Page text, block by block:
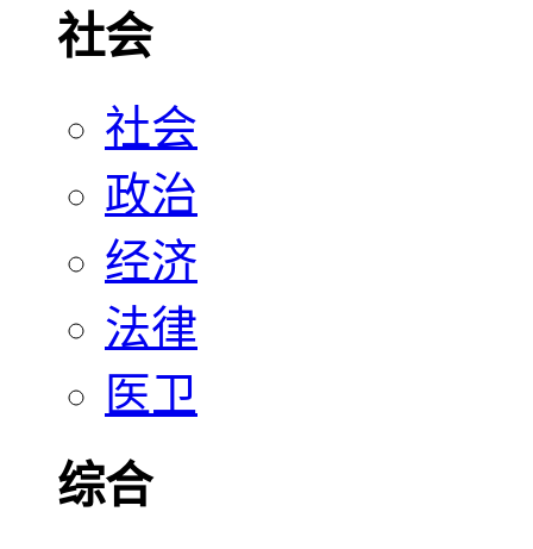
社会
社会
政治
经济
法律
医卫
综合